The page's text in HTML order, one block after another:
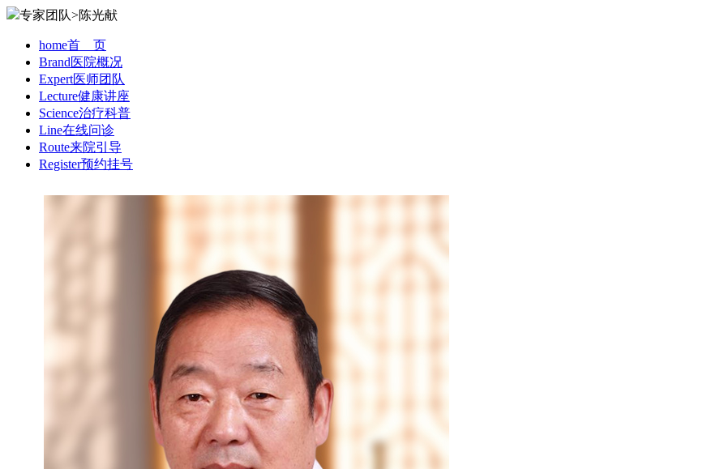
专家团队>陈光献
home首 页
Brand医院概况
Expert医师团队
Lecture健康讲座
Science治疗科普
Line在线问诊
Route来院引导
Register预约挂号